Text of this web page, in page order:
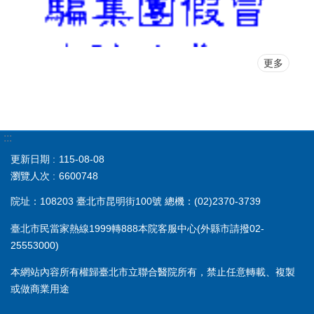
更多
:::
更新日期
115-08-08
瀏覽人次
6600748
院址：108203 臺北市昆明街100號 總機：(02)2370-3739
臺北市民當家熱線1999轉888本院客服中心(外縣市請撥02-
25553000)
本網站內容所有權歸臺北市立聯合醫院所有，禁止任意轉載、複製
或做商業用途